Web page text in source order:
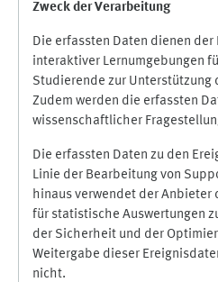
Zweck der Verarbeitung
Die erfassten Daten dienen
interaktiver Lernumgebungen
Studierende zur Unterstützung
Zudem werden die erfassten
wissenschaftlicher
Die erfassten Daten zu den
Linie der Bearbeitung von
hinaus verwendet der Anbieter
für statistische Auswertungen
der Sicherheit und der
Weitergabe dieser
nicht.